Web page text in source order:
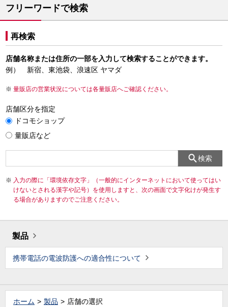
フリーワードで検索
再検索
店舗名称または住所の一部を入力して検索することができます。
例） 新宿、東池袋、浪速区 ヤマダ
量販店の営業状況については各量販店へご確認ください。
店舗区分を指定
ドコモショップ
量販店など
検索
入力の際に「環境依存文字」（一般的にインターネットにおいて使ってはい
けないとされる漢字や記号）を使用しますと、次の画面で文字化けが発生す
る場合がありますのでご注意ください。
製品
携帯電話の電波防護への適合性について
ホーム 製品 店舗の選択